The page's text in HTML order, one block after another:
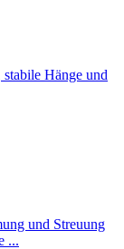
Hänge und
und Streuung
...